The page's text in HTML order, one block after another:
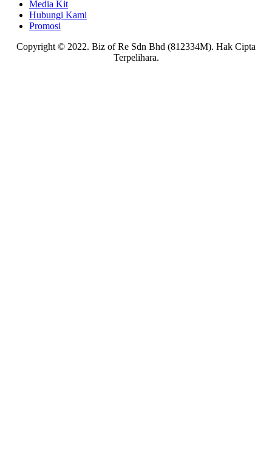
Media Kit
Hubungi Kami
Promosi
Copyright © 2022. Biz of Re Sdn Bhd (812334M). Hak Cipta
Terpelihara.